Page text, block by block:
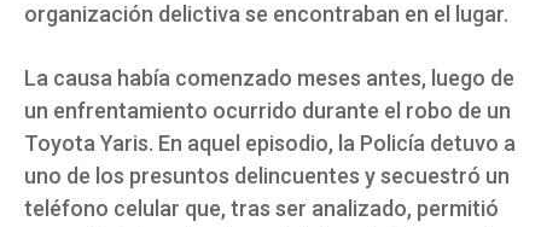
organización delictiva se encontraban en el lugar.
La causa había comenzado meses antes, luego de
un enfrentamiento ocurrido durante el robo de un
Toyota Yaris. En aquel episodio, la Policía detuvo a
uno de los presuntos delincuentes y secuestró un
teléfono celular que, tras ser analizado, permitió